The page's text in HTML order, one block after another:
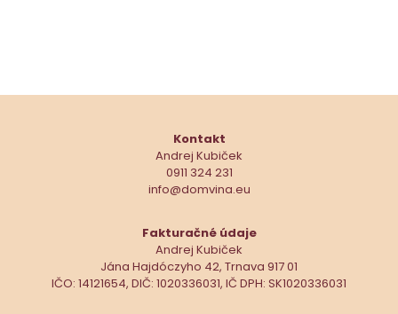
Kontakt
Andrej Kubiček
0911 324 231
info@domvina.eu
Fakturačné údaje
Andrej Kubiček
Jána Hajdóczyho 42, Trnava 917 01
IČO: 14121654, DIČ: 1020336031, IČ DPH: SK1020336031